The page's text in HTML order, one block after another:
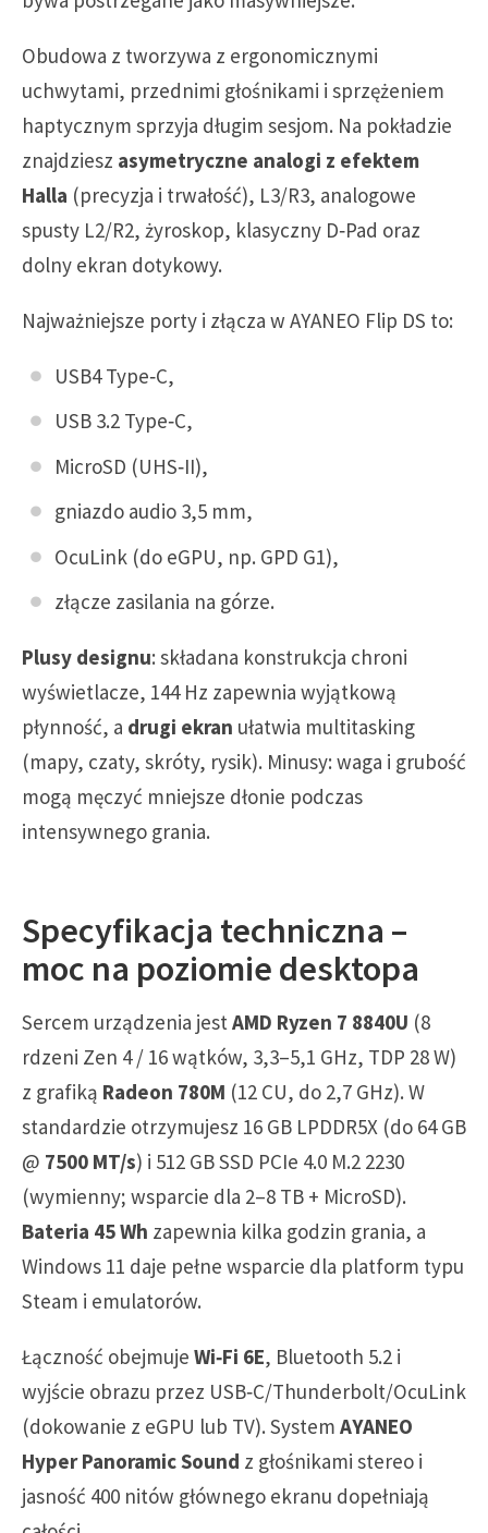
Obudowa z tworzywa z ergonomicznymi
uchwytami, przednimi głośnikami i sprzężeniem
haptycznym sprzyja długim sesjom. Na pokładzie
znajdziesz asymetryczne analogi z efektem
Halla (precyzja i trwałość), L3/R3, analogowe
spusty L2/R2, żyroskop, klasyczny D‑Pad oraz
dolny ekran dotykowy.
Najważniejsze porty i złącza w AYANEO Flip DS to:
USB4 Type‑C,
USB 3.2 Type‑C,
MicroSD (UHS‑II),
gniazdo audio 3,5 mm,
OcuLink (do eGPU, np. GPD G1),
złącze zasilania na górze.
Plusy designu: składana konstrukcja chroni
wyświetlacze, 144 Hz zapewnia wyjątkową
płynność, a drugi ekran ułatwia multitasking
(mapy, czaty, skróty, rysik). Minusy: waga i grubość
mogą męczyć mniejsze dłonie podczas
intensywnego grania.
Specyfikacja techniczna –
moc na poziomie desktopa
Sercem urządzenia jest AMD Ryzen 7 8840U (8
rdzeni Zen 4 / 16 wątków, 3,3–5,1 GHz, TDP 28 W)
z grafiką Radeon 780M (12 CU, do 2,7 GHz). W
standardzie otrzymujesz 16 GB LPDDR5X (do 64 GB
@ 7500 MT/s) i 512 GB SSD PCIe 4.0 M.2 2230
(wymienny; wsparcie dla 2–8 TB + MicroSD).
Bateria 45 Wh zapewnia kilka godzin grania, a
Windows 11 daje pełne wsparcie dla platform typu
Steam i emulatorów.
Łączność obejmuje Wi‑Fi 6E, Bluetooth 5.2 i
wyjście obrazu przez USB‑C/Thunderbolt/OcuLink
(dokowanie z eGPU lub TV). System AYANEO
Hyper Panoramic Sound z głośnikami stereo i
jasność 400 nitów głównego ekranu dopełniają